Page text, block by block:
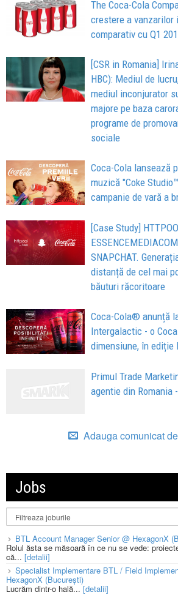
The Coca-Cola
crestere a vanzarilor
comparativ cu Q1
[CSR in Romania]
HBC): Mediul de
mediul inconjurator
majore pe baza
programe de
sociale
Coca-Cola lansează
muzică "Coke
campanie de vară a
[Case Study]
SNAPCHAT.
distanță de cel mai
băuturi răcoritoare
Coca-Cola® anunță
Intergalactic - o
dimensiune, în ediție
Primul Trade
agentie din Romania
Adauga comunicat
Jobs
BTL Account Manager Senior @ HexagonX
Rolul ăsta se măsoară în ce nu se vede:
că... [detalii]
Specialist Implementare BTL / Field
HexagonX (București)
Lucrăm dintr-o hală...[detalii]